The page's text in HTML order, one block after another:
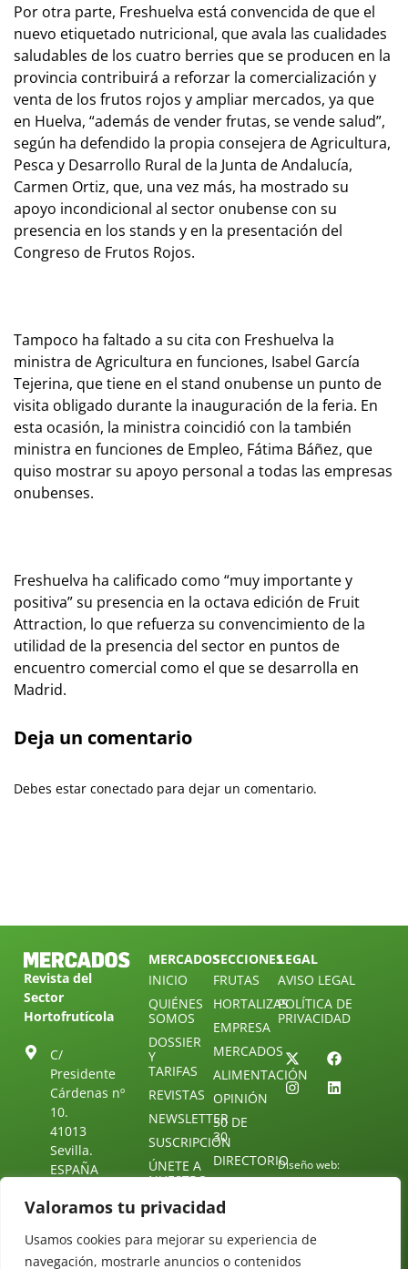
Valoramos tu privacidad
Usamos cookies para mejorar su experiencia de
navegación, mostrarle anuncios o contenidos
Por otra parte, Freshuelva está convencida de que el
nuevo etiquetado nutricional, que avala las cualidades
saludables de los cuatro berries que se producen en la
provincia contribuirá a reforzar la comercialización y
venta de los frutos rojos y ampliar mercados, ya que
en Huelva, “además de vender frutas, se vende salud”,
según ha defendido la propia consejera de Agricultura,
Pesca y Desarrollo Rural de la Junta de Andalucía,
Carmen Ortiz, que, una vez más, ha mostrado su
apoyo incondicional al sector onubense con su
presencia en los stands y en la presentación del
Congreso de Frutos Rojos.
Tampoco ha faltado a su cita con Freshuelva la
ministra de Agricultura en funciones, Isabel García
Tejerina, que tiene en el stand onubense un punto de
visita obligado durante la inauguración de la feria. En
esta ocasión, la ministra coincidió con la también
ministra en funciones de Empleo, Fátima Báñez, que
quiso mostrar su apoyo personal a todas las empresas
onubenses.
Freshuelva ha calificado como “muy importante y
positiva” su presencia en la octava edición de Fruit
Attraction, lo que refuerza su convencimiento de la
utilidad de la presencia del sector en puntos de
encuentro comercial como el que se desarrolla en
Madrid.
Deja un comentario
Debes estar conectado para dejar un comentario.
Revista del
Sector
Hortofrutícola
C/
Presidente
Cárdenas nº
10.
41013
Sevilla.
ESPAÑA
25 88 51
redaccion@revistamercados.com
MERCADOS
INICIO
QUIÉNES
SOMOS
DOSSIER
Y
TARIFAS
REVISTAS
NEWSLETTER
SUSCRIPCIÓN
ÚNETE A
NUESTRO
CONTACTO
SECCIONES
FRUTAS
HORTALIZAS
EMPRESA
MERCADOS
ALIMENTACIÓN
OPINIÓN
30 DE
30
DIRECTORIO
LEGAL
AVISO LEGAL
POLÍTICA DE
PRIVACIDAD
Diseño web:
Starenlared